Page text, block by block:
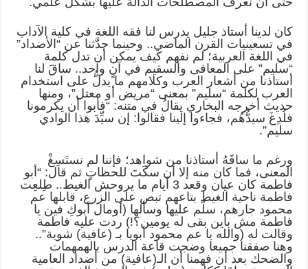
كان لدينا أستاذ جليل يدرس لنا فقه اللغة في كلية الآداب
في تسعينيات القرن الماضي.. وحينما حدَّثنا عن “الأضداد”
في اللغة العربية؛ لم نفهم كيف يمكن أن تدل كلمة
“سليم” على المعافى والسقيم في آنٍ واحد.. ساقَ لنا
أستاذنا من أشعار العرب وكلامهم ما يدلُّ على استخدام
العرب لكلمة “سليم” بمعنى “مريض أو معتل”، ومنها
حديث أخرجه البخاري يقالُ في متنه: “فأبوا أن يكرمونا
فلُدِغَ سيدُّهُم، فجاءوا إلينا فقالوا: إن سيِّدَ هذا الوادي
سليم”.
ورغم ما ساقَهُ أستاذنا من شواهد؛ فإننا لم نستَسِغْ
المعنى، فما كان منه إلا أن سكَتَ للحظاتٍ ثم قال: “أبو
فاطمة كان عيان وقعد 3 أيام ما يروحش الغيط.. طِلعِت
فاطمة ناحية الغيط بتاعهم تبص على الزرع، قابلها عم
محمود جارهم، سلّم عليها وسألها (أومال أبوكِ فين يا
فاطمة مش باين بقى له يومين؟!) ردت عليه فاطمة
وقالت له (والله يا عم محمود أبويا بـ (عافية) شوية”..
وهنا صفقنا جميعا وضجت قاعة الدرس بالهمهمات
والضحك بعد أن فهمنا أن الـ(عافية) من أضداد العامية